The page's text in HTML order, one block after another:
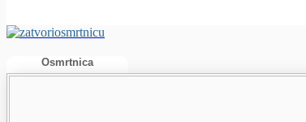
Osmrtnica